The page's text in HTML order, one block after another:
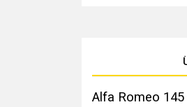
Alfa Romeo 145